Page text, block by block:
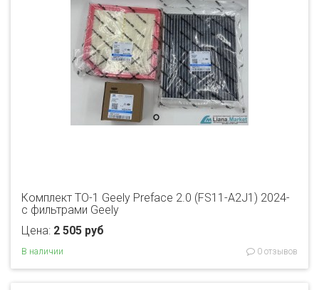
Комплект ТО-1 Geely Preface 2.0 (FS11-A2J1) 2024-
с фильтрами Geely
Цена: 2 505 руб
В наличии 0 отзывов